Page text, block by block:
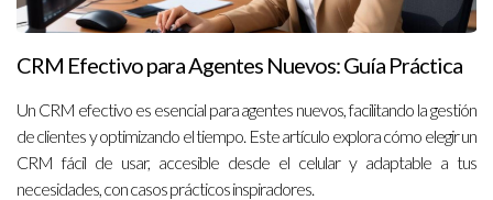
CRM Efectivo para Agentes Nuevos: Guía Práctica
Un CRM efectivo es esencial para agentes nuevos, facilitando la gestión
de clientes y optimizando el tiempo. Este artículo explora cómo elegir un
CRM fácil de usar, accesible desde el celular y adaptable a tus
necesidades, con casos prácticos inspiradores.